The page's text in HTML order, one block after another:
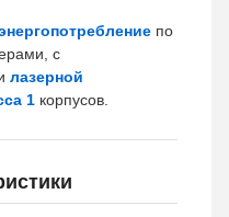
по
с
лазерной
1 корпусов.